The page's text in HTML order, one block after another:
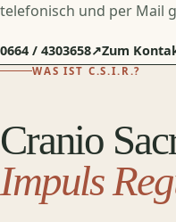
telefonisch und per Mail
0664 / 4303658↗Zum
WAS IST C.S.I.R.?
Cranio
Impuls